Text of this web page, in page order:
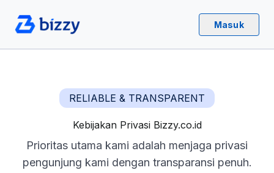
Masuk
RELIABLE & TRANSPARENT
Kebijakan Privasi Bizzy.co.id
Prioritas utama kami adalah menjaga privasi
pengunjung kami dengan transparansi penuh.